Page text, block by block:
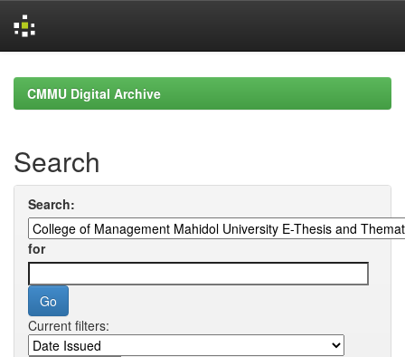
navigationCMMU Digital Archive
Search
Search:
for
Current filters: